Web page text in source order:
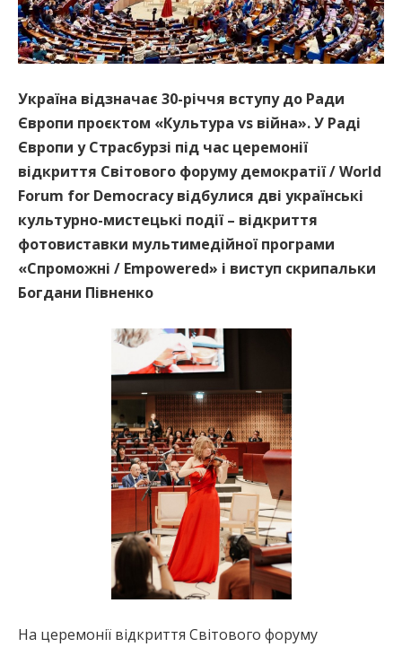
Україна відзначає 30-річчя вступу до Ради
Європи проєктом «Культура vs війна». У Раді
Європи у Страсбурзі під час церемонії
відкриття Світового форуму демократії / World
Forum for Democracy відбулися дві українські
культурно-мистецькі події – відкриття
фотовиставки мультимедійної програми
«Спроможні / Empowered» і виступ скрипальки
Богдани Півненко
На церемонії відкриття Світового форуму